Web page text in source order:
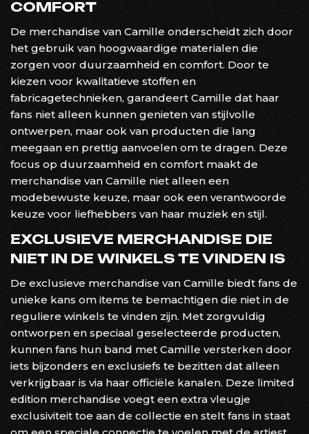
COMFORT
De merchandise van Camille onderscheidt zich door
het gebruik van hoogwaardige materialen die
zorgen voor duurzaamheid en comfort. Door te
kiezen voor kwalitatieve stoffen en
fabricagetechnieken, garandeert Camille dat haar
fans niet alleen kunnen genieten van stijlvolle
ontwerpen, maar ook van producten die lang
meegaan en prettig aanvoelen om te dragen. Deze
focus op duurzaamheid en comfort maakt de
merchandise van Camille niet alleen een
modebewuste keuze, maar ook een verantwoorde
keuze voor liefhebbers van haar muziek en stijl.
EXCLUSIEVE MERCHANDISE DIE
NIET IN DE WINKELS TE VINDEN IS
De exclusieve merchandise van Camille biedt fans de
unieke kans om items te bemachtigen die niet in de
reguliere winkels te vinden zijn. Met zorgvuldig
ontworpen en speciaal geselecteerde producten,
kunnen fans hun band met Camille versterken door
iets bijzonders en exclusiefs te bezitten dat alleen
verkrijgbaar is via haar officiële kanalen. Deze limited
edition merchandise voegt een extra vleugje
exclusiviteit toe aan de collectie en stelt fans in staat